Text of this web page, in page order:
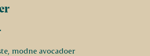
modne avocadoer